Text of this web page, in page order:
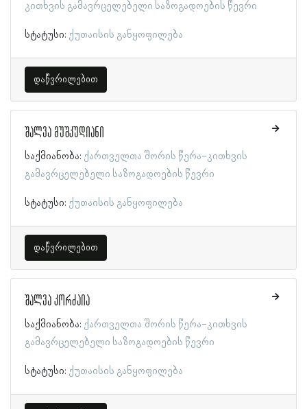
კითხვის გამავრცელებელი საზოგადოების წევრი
სტატუსი: ქუთაისის განყოფილება
დაწვრილებით
შალვა მუშკუდიანი
საქმიანობა: ქართველთა შორის წერა-კითხვის
გამავრცელებელი საზოგადოების წევრი
სტატუსი: ქუთაისის განყოფილება
დაწვრილებით
შალვა კორძაია
საქმიანობა: ქართველთა შორის წერა-კითხვის
გამავრცელებელი საზოგადოების წევრი
სტატუსი: ქუთაისის განყოფილება